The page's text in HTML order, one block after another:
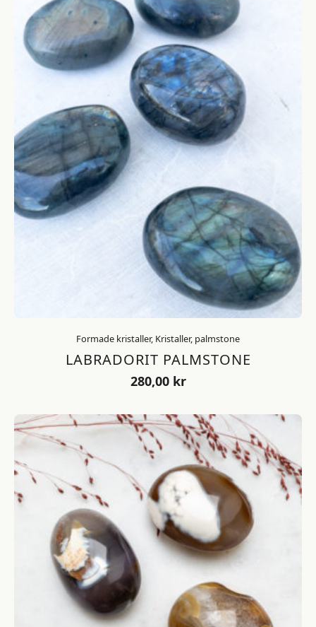
Formade kristaller, Kristaller, palmstone
LABRADORIT PALMSTONE
280,00 kr